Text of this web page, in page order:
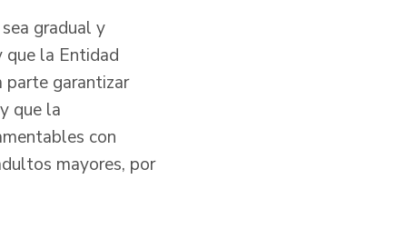
gradual y
que la Entidad
parte garantizar
que la
con
mayores, por